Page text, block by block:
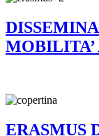
MOBILITA’
ERASMUS